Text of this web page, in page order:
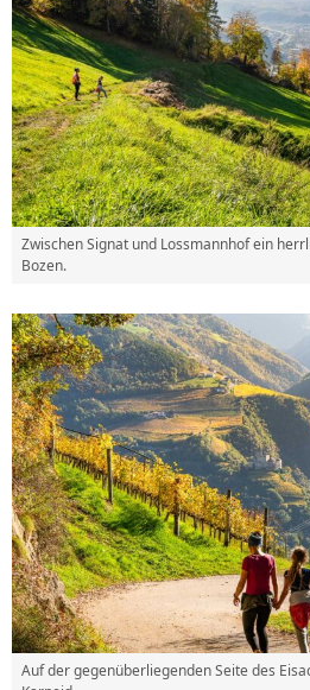
Zwischen Signat und Lossmannhof ein
Bozen.
Auf der gegenüberliegenden Seite des